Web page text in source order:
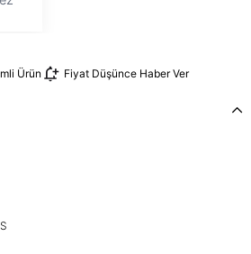
Ürün Fiyat Düşünce Haber Ver
S